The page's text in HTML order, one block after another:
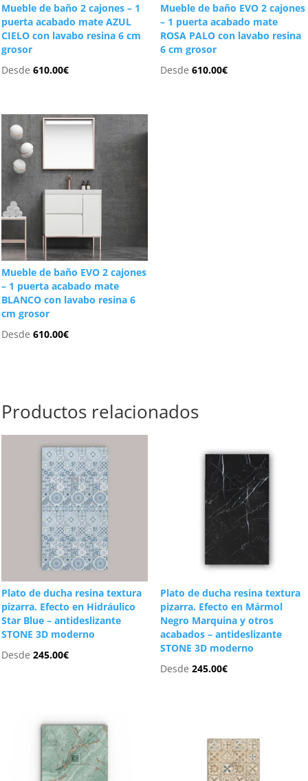
Mueble de baño 2 cajones – 1
puerta acabado mate AZUL
CIELO con lavabo resina 6 cm
grosor
Desde610.00€
Mueble de baño EVO 2 cajones
– 1 puerta acabado mate
ROSA PALO con lavabo resina
6 cm grosor
Desde 610.00€
Mueble de baño EVO 2 cajones
– 1 puerta acabado mate
BLANCO con lavabo resina 6
cm grosor
Desde610.00€
Productos relacionados
Plato de ducha resina textura
pizarra. Efecto en Hidráulico
Star Blue – antideslizante
STONE 3D moderno
Desde245.00€
Plato de ducha resina textura
pizarra. Efecto en Mármol
Negro Marquina y otros
acabados – antideslizante
STONE 3D moderno
Desde 245.00€